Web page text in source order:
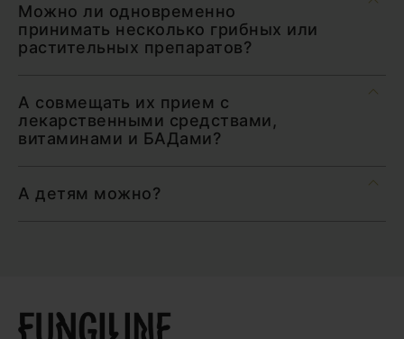
Можно ли одновременно
принимать несколько грибных или
растительных препаратов?
А совмещать их прием с
лекарственными средствами,
витаминами и БАДами?
А детям можно?